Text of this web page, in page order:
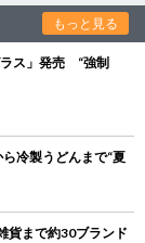
もっと見る
ス」発売 “強制
冷製うどんまで“夏
貨まで約30ブランド